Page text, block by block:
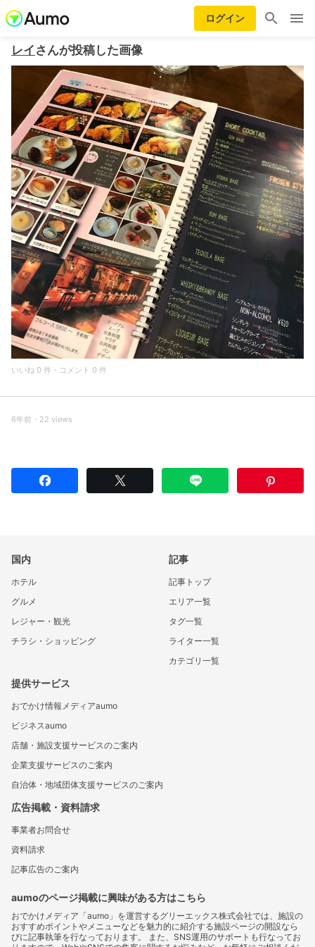
ログイン
レイ さんが投稿した画像
いいね 0 件・コメント 0 件
6年前・22 views
国内
ホテル
グルメ
レジャー・観光
チラシ・ショッピング
記事
記事トップ
エリア一覧
タグ一覧
ライター一覧
カテゴリ一覧
提供サービス
おでかけ情報メディアaumo
ビジネスaumo
店舗・施設支援サービスのご案内
企業支援サービスのご案内
自治体・地域団体支援サービスのご案内
広告掲載・資料請求
事業者お問合せ
資料請求
記事広告のご案内
aumoのページ掲載に興味がある方はこちら
おでかけメディア「aumo」を運営するグリーエックス株式会社では、施設の
おすすめポイントやメニューなどを魅力的に紹介する施設ページの開設なら
びに記事執筆を行なっております。 また、SNS運用のサポートも行なってお